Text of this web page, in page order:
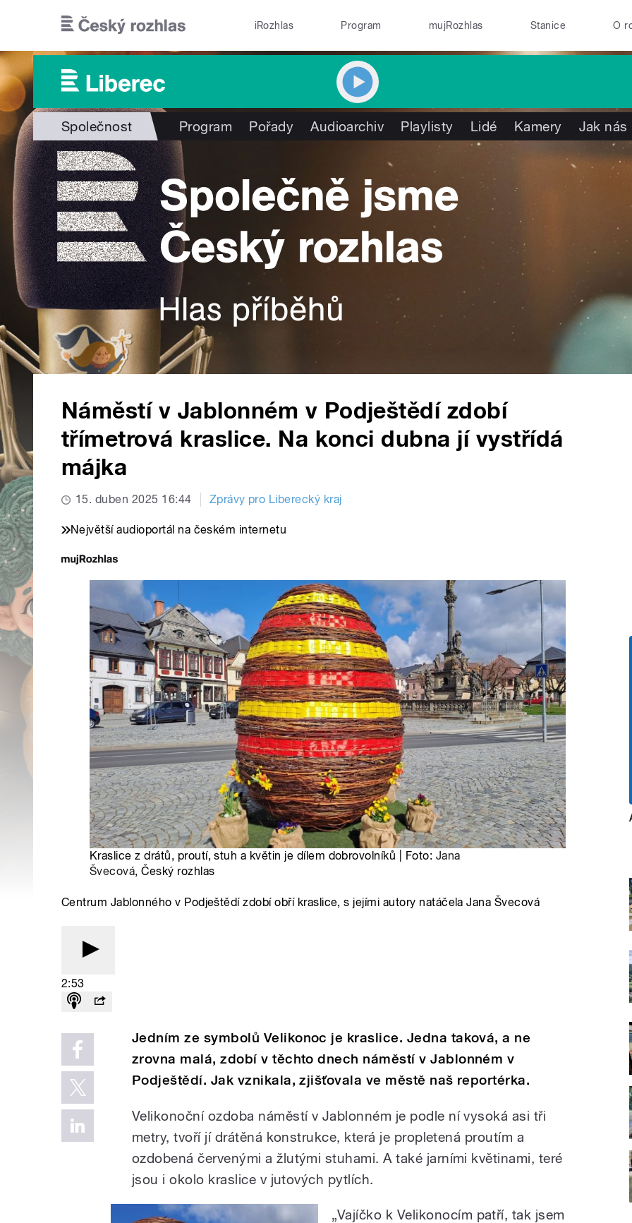
iRozhlas Program mujRozhlas Stanice O
Společnost Program Pořady Audioarchiv Playlisty Lidé Kamery Jak nás
Náměstí v Jablonném v Podještědí zdobí
třímetrová kraslice. Na konci dubna jí vystřídá
májka
15. duben 2025 16:44 Zprávy pro Liberecký kraj
Největší audioportál na českém internetu
Kraslice z drátů, proutí, stuh a květin je dílem dobrovolníků | Foto: Jana
Švecová, Český rozhlas
Centrum Jablonného v Podještědí zdobí obří kraslice, s jejími autory natáčela Jana Švecová
2:53
Jedním ze symbolů Velikonoc je kraslice. Jedna taková, a ne
zrovna malá, zdobí v těchto dnech náměstí v Jablonném v
Podještědí. Jak vznikala, zjišťovala ve městě naš reportérka.
Velikonoční ozdoba náměstí v Jablonném je podle ní vysoká asi tři
metry, tvoří jí drátěná konstrukce, která je propletená proutím a
ozdobená červenými a žlutými stuhami. A také jarními květinami, teré
jsou i okolo kraslice v jutových pytlích.
„Vajíčko k Velikonocím patří, tak jsem